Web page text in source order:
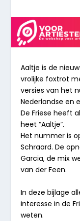
Aaltje is de
vrolijke foxtrot
versies van het
Nederlandse en
De Friese heeft
heet “Aaltje”.
Het nummer is
Schraard. De
Garcia, de mix
van der Feen.
In deze bijlage
interesse in de
weten.